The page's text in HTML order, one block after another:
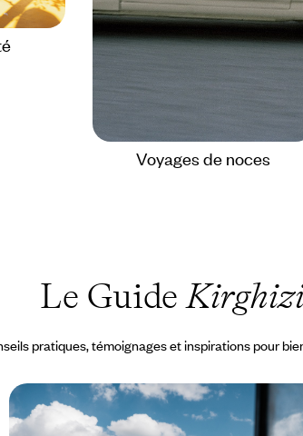
Voyages de noces
Le Guide
pratiques, témoignages et inspirations pour